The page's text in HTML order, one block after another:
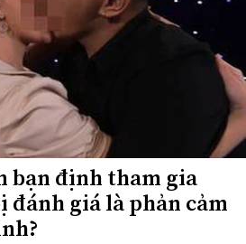
bạn định tham gia
đánh giá là phản cảm